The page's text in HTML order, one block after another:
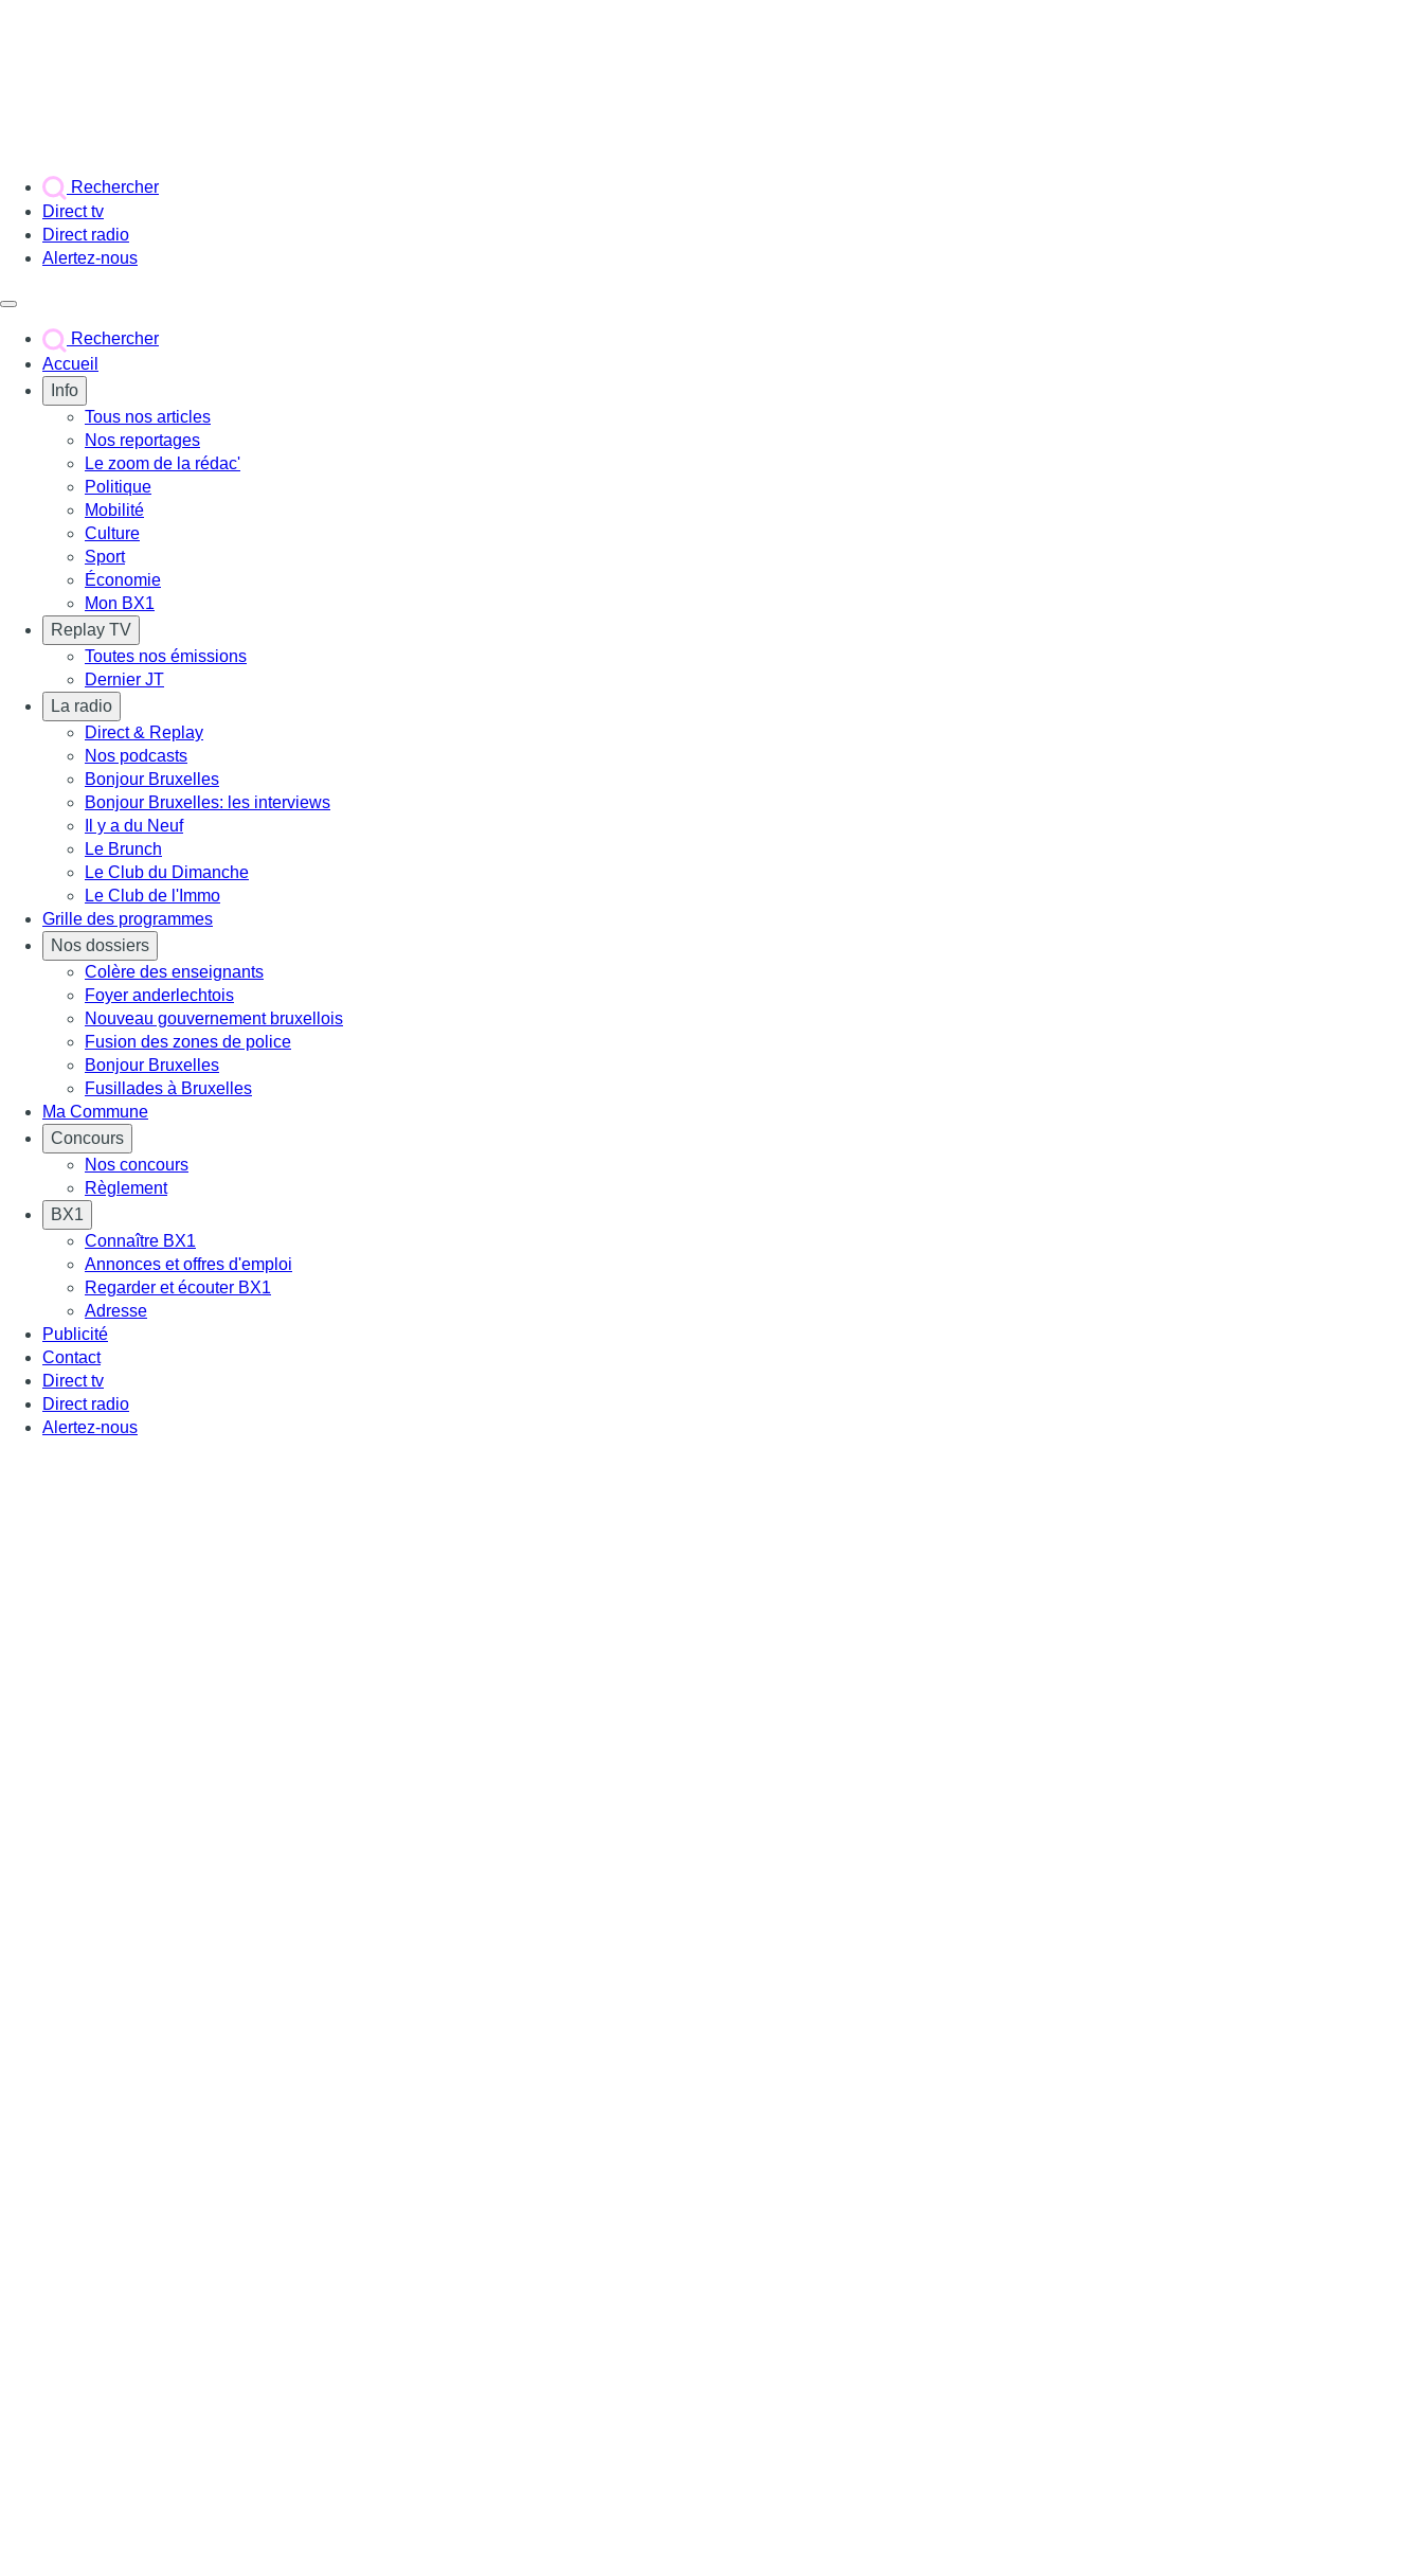
Rechercher
Direct tv
Direct radio
Alertez-nous
Rechercher
Accueil
Info
Tous nos articles
Nos reportages
Le zoom de la rédac'
Politique
Mobilité
Culture
Sport
Économie
Mon BX1
Replay TV
Toutes nos émissions
Dernier JT
La radio
Direct & Replay
Nos podcasts
Bonjour Bruxelles
Bonjour Bruxelles: les interviews
Il y a du Neuf
Le Brunch
Le Club du Dimanche
Le Club de l'Immo
Grille des programmes
Nos dossiers
Colère des enseignants
Foyer anderlechtois
Nouveau gouvernement bruxellois
Fusion des zones de police
Bonjour Bruxelles
Fusillades à Bruxelles
Ma Commune
Concours
Nos concours
Règlement
BX1
Connaître BX1
Annonces et offres d'emploi
Regarder et écouter BX1
Adresse
Publicité
Contact
Direct tv
Direct radio
Alertez-nous